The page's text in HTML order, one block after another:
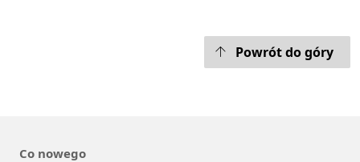
Powrót do góry
Co nowego